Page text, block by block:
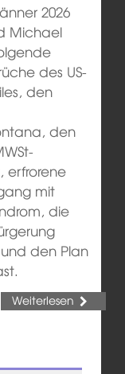
2026
Michael
des US-
den
den
erfrorene
mit
die
und den Plan
Weiterlesen